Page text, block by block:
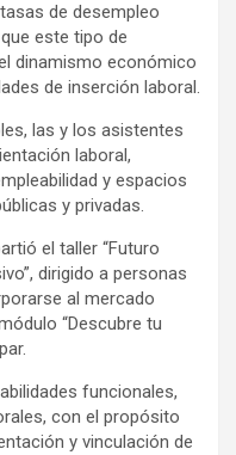
de desempleo
este tipo de
dinamismo económico
de inserción laboral.
las y los asistentes
laboral,
y espacios
y privadas.
el taller “Futuro
dirigido a personas
al mercado
“Descubre tu
funcionales,
con el propósito
y vinculación de